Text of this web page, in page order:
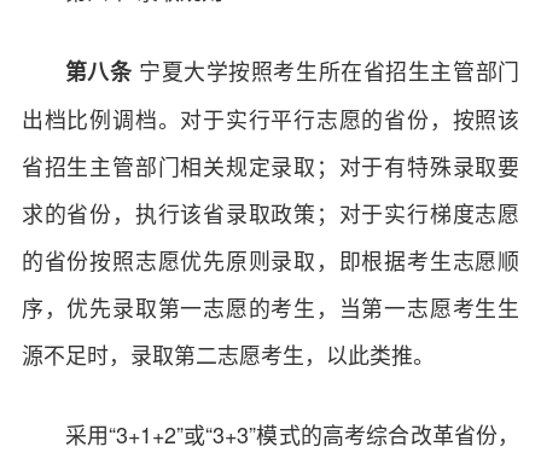
第八条 宁夏大学按照考生所在省招生主管部门
出档比例调档。对于实行平行志愿的省份，按照该
省招生主管部门相关规定录取；对于有特殊录取要
求的省份，执行该省录取政策；对于实行梯度志愿
的省份按照志愿优先原则录取，即根据考生志愿顺
序，优先录取第一志愿的考生，当第一志愿考生生
源不足时，录取第二志愿考生，以此类推。
采用“3+1+2”或“3+3”模式的高考综合改革省份，